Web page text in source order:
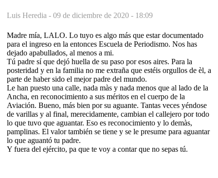
Luis Heredia - 09 de diciembre de 2020 - 18:09
Madre mía, LALO. Lo tuyo es algo más que estar documentado
para el ingreso en la entonces Escuela de Periodismo. Nos has
dejado apabullados, al menos a mi.
Tú padre sí que dejó huella de su paso por esos aires. Para la
posteridad y en la familia no me extraña que estéis orgullos de èl, a
parte de haber sido el mejor padre del mundo.
Le han puesto una calle, nada màs y nada menos que al lado de la
Ancha, en reconocimiento a sus méritos en el cuerpo de la
Aviación. Bueno, más bien por su aguante. Tantas veces yéndose
de varillas y al final, merecidamente, cambian el callejero por todo
lo que tuvo que aguantar. Eso es reconocimiento y lo demàs,
pamplinas. El valor también se tiene y se le presume para aguantar
lo que aguantó tu padre.
Y fuera del ejército, pa que te voy a contar que no sepas tú.